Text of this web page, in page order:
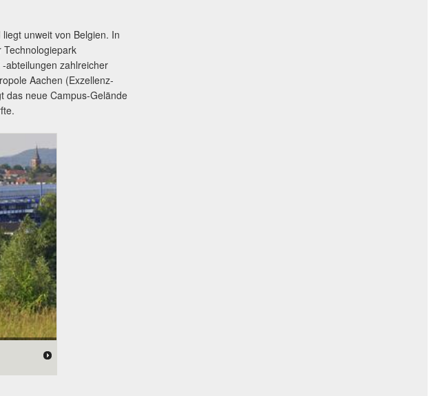
unweit von Belgien. In
abteilungen zahlreicher
Aachen (Exzellenz-
das neue Campus-Gelände